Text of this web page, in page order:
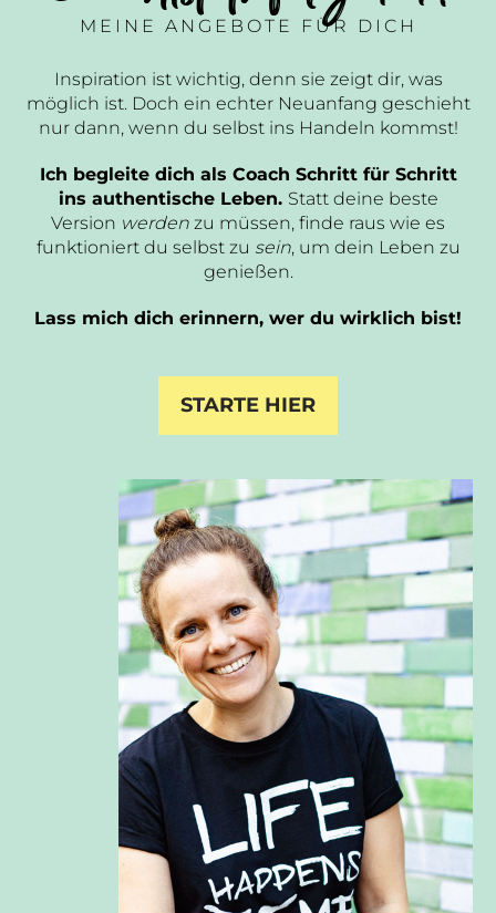
MEINE ANGEBOTE FÜR DICH
Inspiration ist wichtig, denn sie zeigt dir, was
möglich ist. Doch ein echter Neuanfang geschieht
nur dann, wenn du selbst ins Handeln kommst!
Ich begleite dich als Coach Schritt für Schritt
ins authentische Leben. Statt deine beste
Version werden zu müssen, finde raus wie es
funktioniert du selbst zu sein, um dein Leben zu
genießen.
Lass mich dich erinnern, wer du wirklich bist!
STARTE HIER